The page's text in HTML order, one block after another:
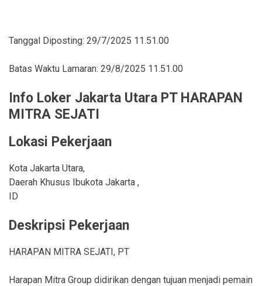
Tanggal Diposting: 29/7/2025 11.51.00
Batas Waktu Lamaran: 29/8/2025 11.51.00
Info Loker Jakarta Utara PT HARAPAN
MITRA SEJATI
Lokasi Pekerjaan
Kota Jakarta Utara,
Daerah Khusus Ibukota Jakarta ,
ID
Deskripsi Pekerjaan
HARAPAN MITRA SEJATI, PT
Harapan Mitra Group didirikan dengan tujuan menjadi pemain